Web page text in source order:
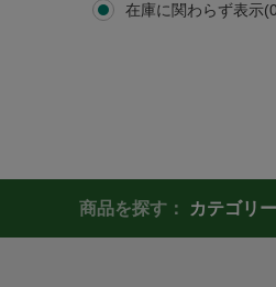
在庫に関わらず表示
商品を探す： カテゴリ